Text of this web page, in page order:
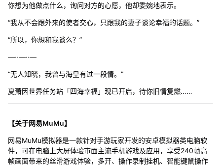
你想为他做点什么，询问对方的心愿，他却委婉地表示。
“我从不会跟外来的使者交心，只跟我的妻子谈论幸福的话题。”
“所以，你想和我谈么？”
—··—··—
“无人知晓，我曾与海皇有过一段情。”
夏萧因世界任务站「四海幸福」现已开启，待你旧情复燃……
【关于网易MuMu】
网易MuMu模拟器是一款针对手游玩家开发的安卓模拟器类电脑软
件，可在电脑上大屏体验市面主流手机游戏及应用，享受240帧高
帧画面带来的丝滑游戏体验，多开、操作录制挂机、智能键鼠操作